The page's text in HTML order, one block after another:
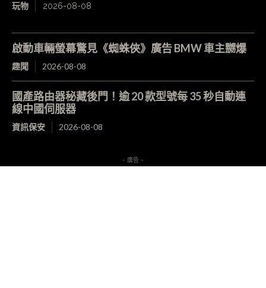
玩物 2026-08-08
啟動車輛螢幕驚見《蜘蛛俠》廣告 BMW 車主嬲爆
趣聞 2026-08-08
國產路由器秘藏後門！逾 20 款型號每 35 秒自動連
線中國伺服器
資訊保安 2026-08-08
- 廣告 -